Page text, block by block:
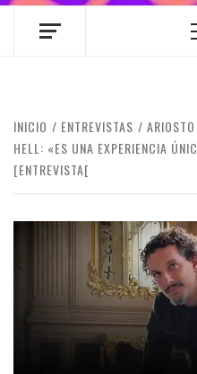
INICIO ENTREVISTAS
HELL: «ES UNA EXPERIENCIA
[ENTREVISTA[